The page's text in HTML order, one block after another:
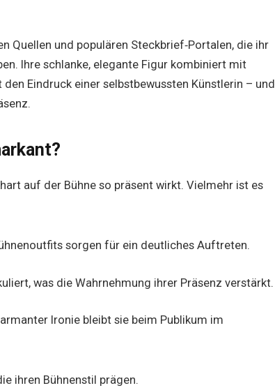
Quellen und populären Steckbrief‑Portalen, die ihr
Ihre schlanke, elegante Figur kombiniert mit
Eindruck einer selbstbewussten Künstlerin – und
auf der Bühne so präsent wirkt. Vielmehr ist es
sorgen für ein deutliches Auftreten.
was die Wahrnehmung ihrer Präsenz verstärkt.
Ironie bleibt sie beim Publikum im
ihren Bühnenstil prägen.